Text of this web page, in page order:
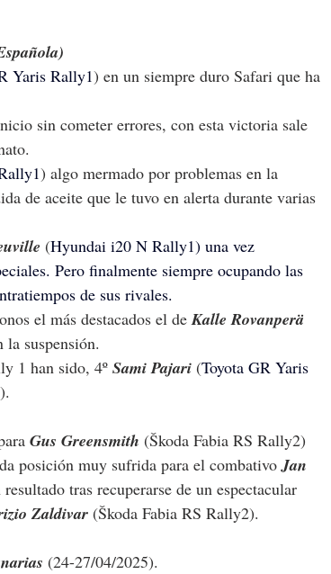
Yaris Rally1) en un siempre duro Safari que ha
sin cometer errores, con esta victoria sale
) algo mermado por problemas en la
de aceite que le tuvo en alerta durante varias
(Hyundai i20 N Rally1) una vez
Pero finalmente siempre ocupando las
de sus rivales.
el más destacados el de Kalle Rovanperä
la suspensión.
1 han sido, 4º Sami Pajari (Toyota GR Yaris
).
Gus Greensmith (Škoda Fabia RS Rally2)
posición muy sufrida para el combativo Jan
tras recuperarse de un espectacular
Zaldivar (Škoda Fabia RS Rally2).
(24-27/04/2025).